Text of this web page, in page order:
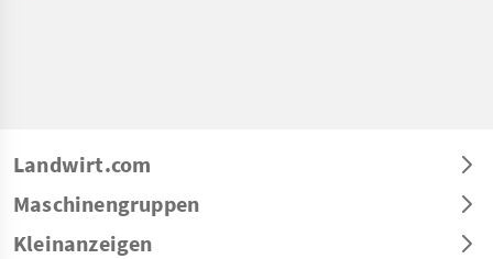
Landwirt.com
Maschinengruppen
Kleinanzeigen